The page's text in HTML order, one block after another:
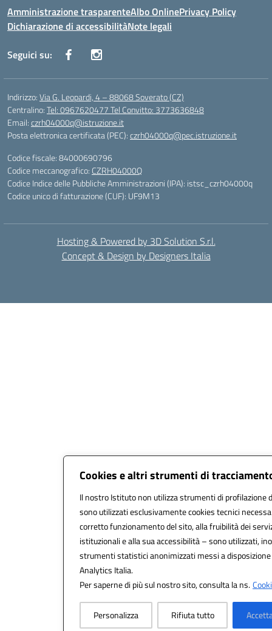
Cookies e altri strumenti di
Il nostro Istituto non utilizza strumenti di profilazione
sono utilizzati esclusivamente cookies tecnici
corretto funzionamento del sito, alla fruibilità dei
istituzionali e alla sua accessibilità – sono utilizzati,
strumenti statistici anonimizzati messi a disposizione
Analytics Italia.
Per saperne di più sul nostro sito, consulta la ns.
Personalizza Rifiuta tutto
Amministrazione trasparenteAlbo OnlinePrivacy Policy
Dichiarazione di accessibilitàNote legali
Seguici su:
Indirizzo:Via G. Leopardi, 4 – 88068 Soverato (CZ)
Centralino:Tel: 0967620477 Tel Convitto: 3773636848
Email:czrh04000q@istruzione.it
Posta elettronica certificata (PEC):czrh04000q@pec.istruzione.it
Codice fiscale: 84000690796
Codice meccanografico: CZRH04000Q
Codice Indice delle Pubbliche Amministrazioni (IPA): istsc_czrh04000q
Codice unico di fatturazione (CUF): UF9M13
Hosting & Powered by 3D Solution S.r.l.
Concept & Design by Designers Italia